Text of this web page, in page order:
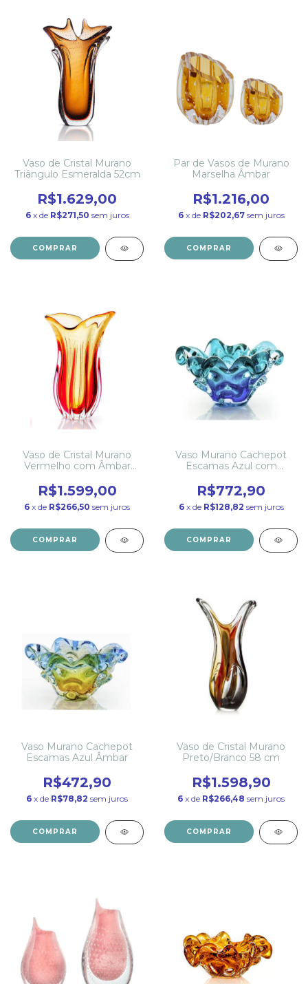
Vaso de Cristal Murano
Triângulo Esmeralda 52cm
R$1.629,00
6 x de R$271,50 sem juros
COMPRAR
Par de Vasos de Murano
Marselha Âmbar
R$1.216,00
6 x de R$202,67 sem juros
COMPRAR
Vaso de Cristal Murano
Vermelho com Âmbar
R$1.599,00
6 x de R$266,50 sem juros
COMPRAR
Vaso Murano Cachepot
Escamas Azul com
R$772,90
6 x de R$128,82 sem juros
COMPRAR
Vaso Murano Cachepot
Escamas Azul Âmbar
R$472,90
6 x de R$78,82 sem juros
COMPRAR
Vaso de Cristal Murano
Preto/Branco 58 cm
R$1.598,90
6 x de R$266,48 sem juros